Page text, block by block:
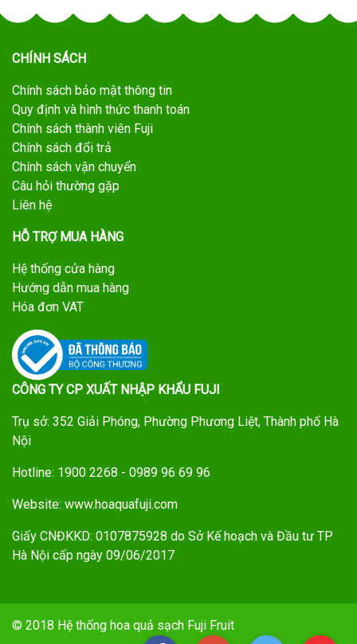
CHÍNH SÁCH
Chính sách bảo mật thông tin
Quy định và hình thức thanh toán
Chính sách thành viên Fuji
Chính sách đổi trả
Chính sách vận chuyển
Câu hỏi thường gặp
Liên hệ
HỖ TRỢ MUA HÀNG
Hệ thống cửa hàng
Hướng dẫn mua hàng
Hóa đơn VAT
CÔNG TY CP XUẤT NHẬP KHẨU FUJI
Trụ sở: 352 Giải Phóng, Phường Phương Liệt, Thành phố Hà
Nội
Hotline: 1900 2268 - 0989 96 69 96
Website: www.hoaquafuji.com
Giấy CNĐKKD: 0107875928 do Sở Kế hoạch và Đầu tư TP
Hà Nội cấp ngày 09/06/2017
© 2018 Hệ thống hoa quả sạch Fuji Fruit